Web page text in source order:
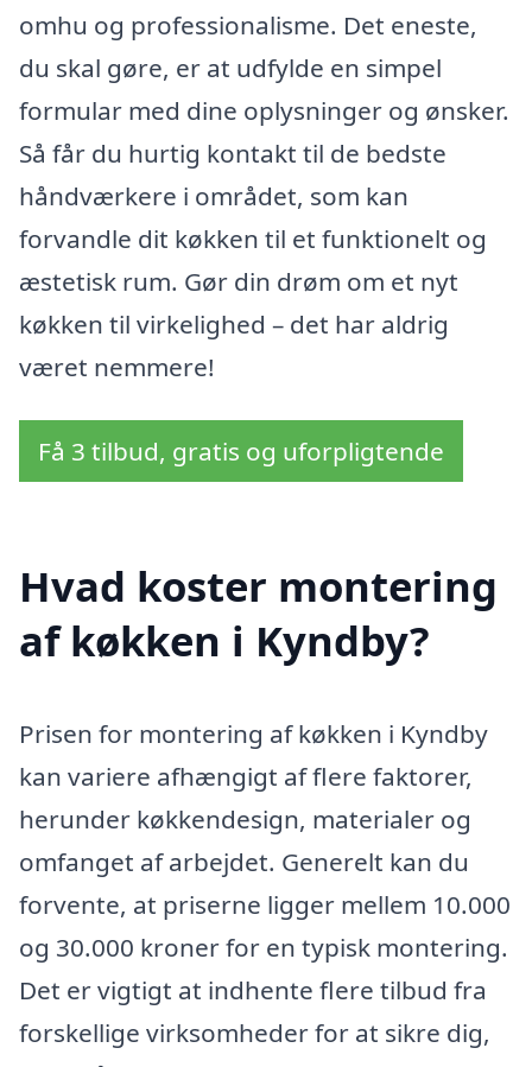
omhu og professionalisme. Det eneste,
du skal gøre, er at udfylde en simpel
formular med dine oplysninger og ønsker.
Så får du hurtig kontakt til de bedste
håndværkere i området, som kan
forvandle dit køkken til et funktionelt og
æstetisk rum. Gør din drøm om et nyt
køkken til virkelighed – det har aldrig
været nemmere!
Få 3 tilbud, gratis og uforpligtende
Hvad koster montering
af køkken i Kyndby?
Prisen for montering af køkken i Kyndby
kan variere afhængigt af flere faktorer,
herunder køkkendesign, materialer og
omfanget af arbejdet. Generelt kan du
forvente, at priserne ligger mellem 10.000
og 30.000 kroner for en typisk montering.
Det er vigtigt at indhente flere tilbud fra
forskellige virksomheder for at sikre dig,